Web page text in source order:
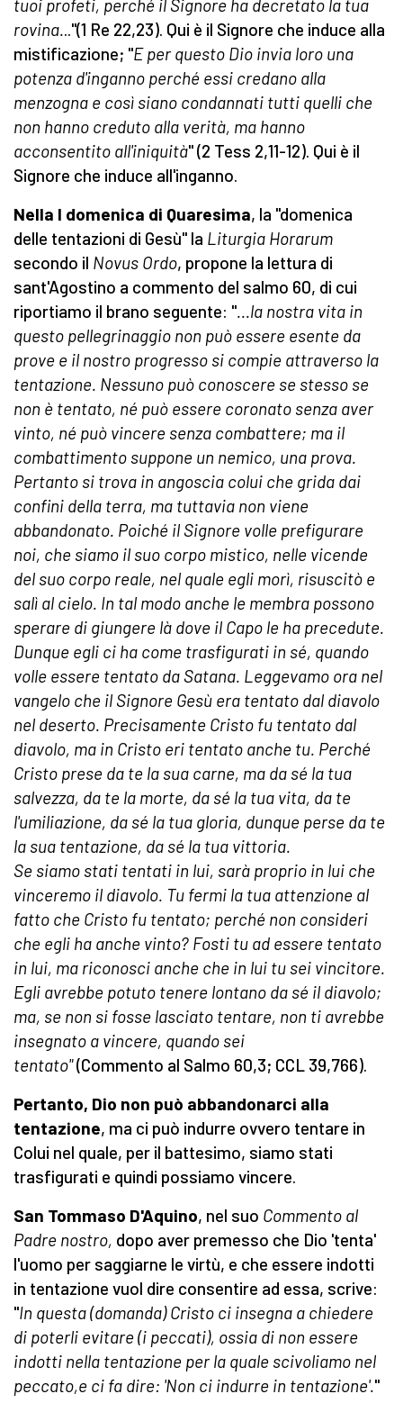
tuoi profeti, perché il Signore ha decretato la tua
rovina..."(1 Re 22,23). Qui è il Signore che induce alla
mistificazione; "E per questo Dio invia loro una
potenza d'inganno perché essi credano alla
menzogna e così siano condannati tutti quelli che
non hanno creduto alla verità, ma hanno
acconsentito all'iniquità" (2 Tess 2,11-12). Qui è il
Signore che induce all'inganno.
Nella I domenica di Quaresima, la "domenica
delle tentazioni di Gesù" la Liturgia Horarum
secondo il Novus Ordo, propone la lettura di
sant'Agostino a commento del salmo 60, di cui
riportiamo il brano seguente: "...la nostra vita in
questo pellegrinaggio non può essere esente da
prove e il nostro progresso si compie attraverso la
tentazione. Nessuno può conoscere se stesso se
non è tentato, né può essere coronato senza aver
vinto, né può vincere senza combattere; ma il
combattimento suppone un nemico, una prova.
Pertanto si trova in angoscia colui che grida dai
confini della terra, ma tuttavia non viene
abbandonato. Poiché il Signore volle prefigurare
noi, che siamo il suo corpo mistico, nelle vicende
del suo corpo reale, nel quale egli morì, risuscitò e
salì al cielo. In tal modo anche le membra possono
sperare di giungere là dove il Capo le ha precedute.
Dunque egli ci ha come trasfigurati in sé, quando
volle essere tentato da Satana. Leggevamo ora nel
vangelo che il Signore Gesù era tentato dal diavolo
nel deserto. Precisamente Cristo fu tentato dal
diavolo, ma in Cristo eri tentato anche tu. Perché
Cristo prese da te la sua carne, ma da sé la tua
salvezza, da te la morte, da sé la tua vita, da te
l'umiliazione, da sé la tua gloria, dunque perse da te
la sua tentazione, da sé la tua vittoria.
Se siamo stati tentati in lui, sarà proprio in lui che
vinceremo il diavolo. Tu fermi la tua attenzione al
fatto che Cristo fu tentato; perché non consideri
che egli ha anche vinto? Fosti tu ad essere tentato
in lui, ma riconosci anche che in lui tu sei vincitore.
Egli avrebbe potuto tenere lontano da sé il diavolo;
ma, se non si fosse lasciato tentare, non ti avrebbe
insegnato a vincere, quando sei
tentato"(Commento al Salmo 60,3; CCL 39,766).
Pertanto, Dio non può abbandonarci alla
tentazione, ma ci può indurre ovvero tentare in
Colui nel quale, per il battesimo, siamo stati
trasfigurati e quindi possiamo vincere.
San Tommaso D'Aquino, nel suo Commento al
Padre nostro, dopo aver premesso che Dio 'tenta'
l'uomo per saggiarne le virtù, e che essere indotti
in tentazione vuol dire consentire ad essa, scrive:
"In questa (domanda) Cristo ci insegna a chiedere
di poterli evitare (i peccati), ossia di non essere
indotti nella tentazione per la quale scivoliamo nel
peccato,e ci fa dire: 'Non ci indurre in tentazione'."